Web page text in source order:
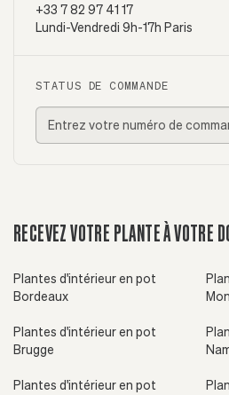
+33 7 82 97 41 17
Lundi-Vendredi 9h-17h Paris
STATUS DE COMMANDE
RECEVEZ VOTRE PLANTE À VOTRE
Plantes d'intérieur en pot
Bordeaux
Plantes d'intérieur en pot
Brugge
Plantes d'intérieur en pot